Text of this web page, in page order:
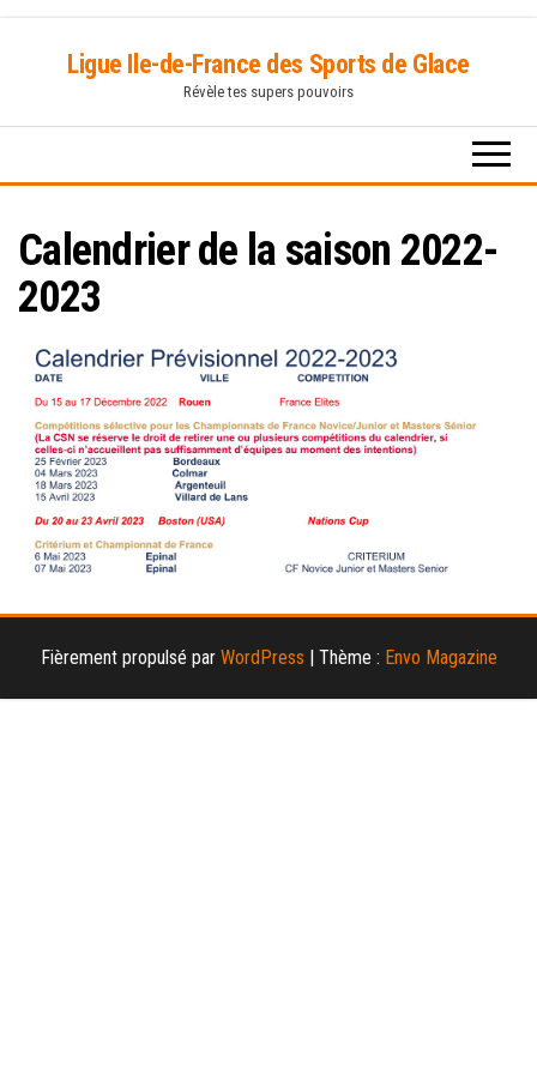
content
Ligue Ile-de-France des Sports de Glace
Révèle tes supers pouvoirs
Calendrier de la saison 2022-
2023
Fièrement propulsé par WordPress | Thème : Envo Magazine